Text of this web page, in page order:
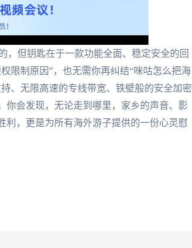
，但钥匙在于一款功能全面、稳定安全的回
限制原因”，也无需你再纠结“咪咕怎么把海
、无限高速的专线带宽、铁壁般的安全加密
你会发现，无论走到哪里，家乡的声音、影
利，更是为所有海外游子提供的一份心灵慰